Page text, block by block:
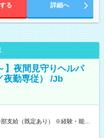
る 詳細へ
】夜間見守りヘルパ
夜勤専従） /Jb
支給（既定あり） ※経験・能力を